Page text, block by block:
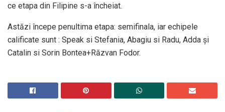
ce etapa din Filipine s-a încheiat.
Astăzi începe penultima etapa: semifinala, iar echipele
calificate sunt : Speak si Stefania, Abagiu si Radu, Adda și
Catalin si Sorin Bontea+Răzvan Fodor.